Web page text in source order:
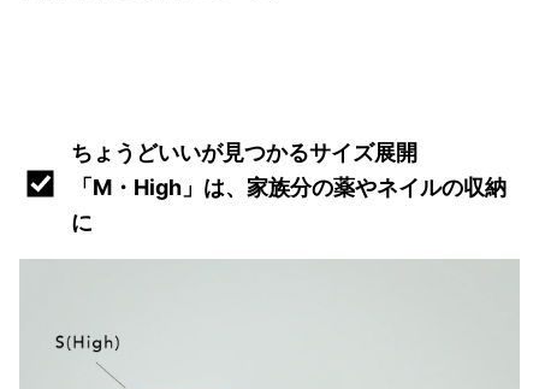
ちょうどいいが見つかるサイズ展開
「M・High」は、家族分の薬やネイルの収納
に